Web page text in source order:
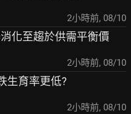
2小時前, 08/10
化至趨於供需平衡價
2小時前, 08/10
生育率更低?
2小時前, 08/10